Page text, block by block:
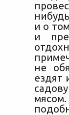
и о
и
не
ездят